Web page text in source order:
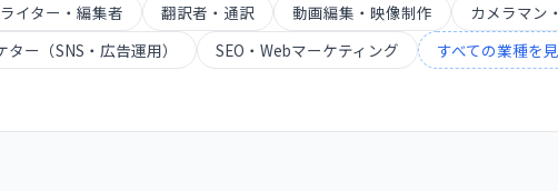
ライター・編集者 翻訳者・通訳 動画編集・映像制作
カメラマン
ター（SNS・広告運用） SEO・Webマーケティング すべての業種を